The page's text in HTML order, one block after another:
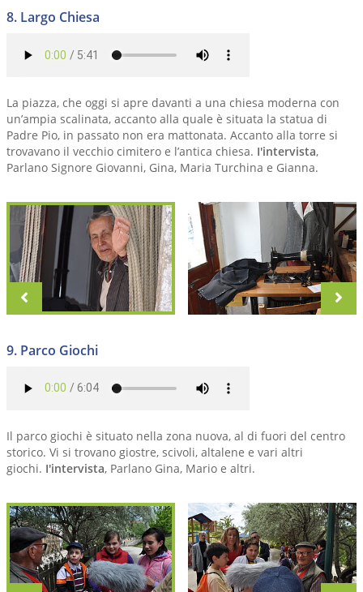
8. Largo Chiesa
La piazza, che oggi si apre davanti a una chiesa moderna con
un’ampia scalinata, accanto alla quale è situata la statua di
Padre Pio, in passato non era mattonata. Accanto alla torre si
trovavano il vecchio cimitero e l’antica chiesa. I'intervista,
Parlano Signore Giovanni, Gina, Maria Turchina e Gianna.
zurück
9. Parco Giochi
Il parco giochi è situato nella zona nuova, al di fuori del centro
storico. Vi si trovano giostre, scivoli, altalene e vari altri
giochi. I'intervista, Parlano Gina, Mario e altri.